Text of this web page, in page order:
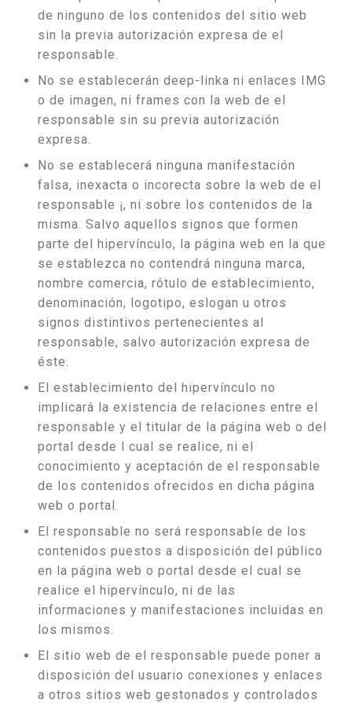
de ninguno de los contenidos del sitio web
sin la previa autorización expresa de el
responsable.
No se establecerán deep-linka ni enlaces IMG
o de imagen, ni frames con la web de el
responsable sin su previa autorización
expresa.
No se establecerá ninguna manifestación
falsa, inexacta o incorecta sobre la web de el
responsable ¡, ni sobre los contenidos de la
misma. Salvo aquellos signos que formen
parte del hipervínculo, la página web en la que
se establezca no contendrá ninguna marca,
nombre comercia, rótulo de establecimiento,
denominación, logotipo, eslogan u otros
signos distintivos pertenecientes al
responsable, salvo autorización expresa de
éste.
El establecimiento del hipervínculo no
implicará la existencia de relaciones entre el
responsable y el titular de la página web o del
portal desde l cual se realice, ni el
conocimiento y aceptación de el responsable
de los contenidos ofrecidos en dicha página
web o portal.
El responsable no será responsable de los
contenidos puestos a disposición del público
en la página web o portal desde el cual se
realice el hipervínculo, ni de las
informaciones y manifestaciones incluidas en
los mismos.
El sitio web de el responsable puede poner a
disposición del usuario conexiones y enlaces
a otros sitios web gestonados y controlados